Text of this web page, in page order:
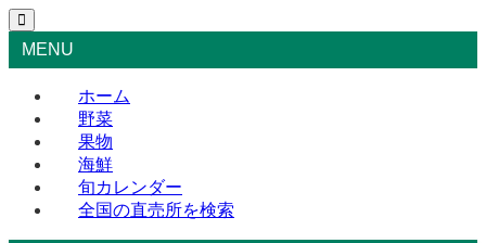
MENU
ホーム
野菜
果物
海鮮
旬カレンダー
全国の直売所を検索